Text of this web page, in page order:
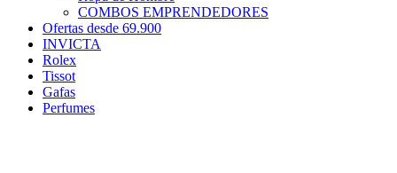
COMBOS EMPRENDEDORES
Ofertas desde 69.900
INVICTA
Rolex
Tissot
Gafas
Perfumes